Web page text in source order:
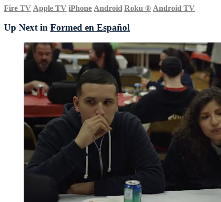
Fire TV Apple TV iPhone Android Roku ® Android TV
Up Next in Formed en Español